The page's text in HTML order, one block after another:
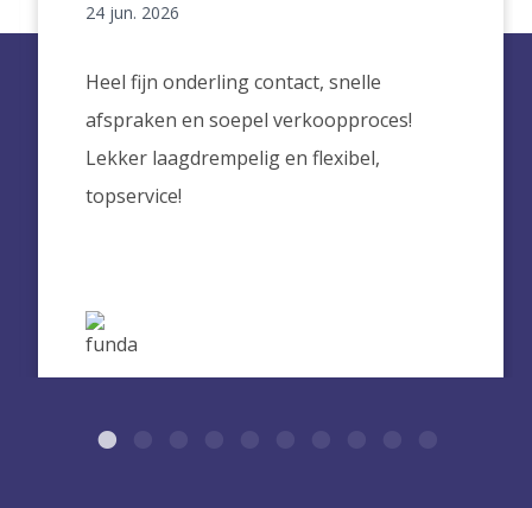
24 jun. 2026
Heel fijn onderling contact, snelle
afspraken en soepel verkoopproces!
Lekker laagdrempelig en flexibel,
topservice!